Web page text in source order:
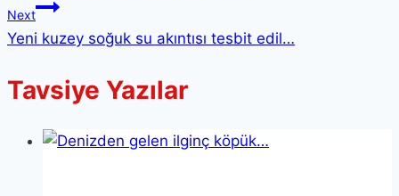
Next
Yeni kuzey soğuk su akıntısı tesbit edil…
Tavsiye Yazılar